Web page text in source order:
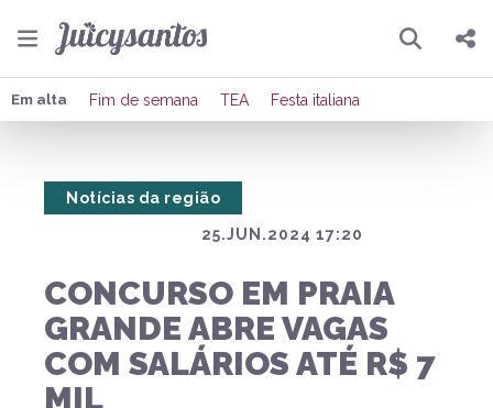
Pesquisar
Compartilhar
Publicar no X
Em alta Fim de semana TEA Festa italiana
25.JUN.2024 17:20
Notícias da região
CONCURSO EM PRAIA
GRANDE ABRE VAGAS
COM SALÁRIOS ATÉ R$ 7
MIL